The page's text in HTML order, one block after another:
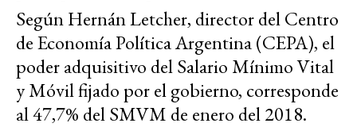
Según Hernán Letcher, director del Centro
de Economía Política Argentina (CEPA), el
poder adquisitivo del Salario Mínimo Vital
y Móvil fijado por el gobierno, corresponde
al 47,7% del SMVM de enero del 2018.